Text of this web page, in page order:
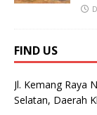
FIND US
Jl. Kemang Raya
Selatan, Daerah